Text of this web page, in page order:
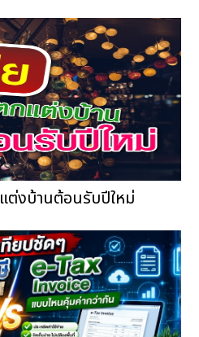
ต่งบ้านต้อนรับปีใหม่